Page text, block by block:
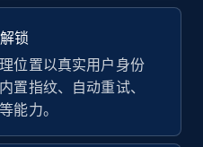
Reviews count, and
锁
位置以真实用户身份
置指纹、自动重试、
能力。